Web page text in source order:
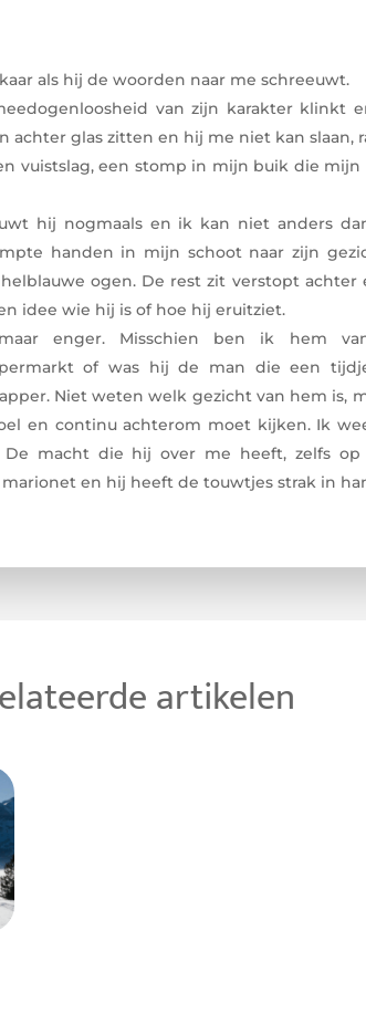
als hij de woorden naar me schreeuwt.
van zijn karakter klinkt
achter glas zitten en hij me niet kan slaan,
vuistslag, een stomp in mijn buik die mijn
hij nogmaals en ik kan niet anders
handen in mijn schoot naar zijn
ogen. De rest zit verstopt achter
idee wie hij is of hoe hij eruitziet.
enger. Misschien ben ik hem
of was hij de man die een
Niet weten welk gezicht van hem is,
en continu achterom moet kijken. Ik
macht die hij over me heeft, zelfs op
en hij heeft de touwtjes strak in
artikelen